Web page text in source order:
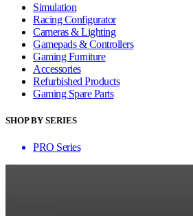
Simulation
Racing Configurator
Cameras & Lighting
Gamepads & Controllers
Gaming Furniture
Accessories
Refurbished Products
Gaming Spare Parts
SHOP BY SERIES
PRO Series